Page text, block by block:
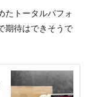
たトータルパフォ
期待はできそうで